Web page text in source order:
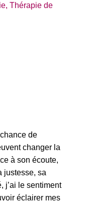
Thérapie de
de
changer la
à son écoute,
justesse, sa
j’ai le sentiment
éclairer mes